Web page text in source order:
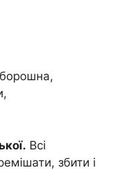
Всі
збити і